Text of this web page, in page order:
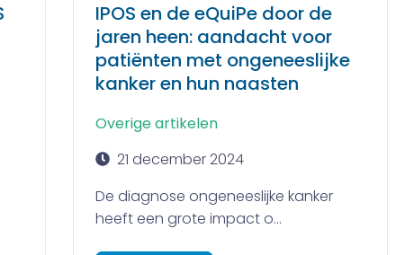
IPOS en de eQuiPe door de
jaren heen: aandacht voor
patiënten met ongeneeslijke
kanker en hun naasten
Overige artikelen
21 december 2024
De diagnose ongeneeslijke kanker
heeft een grote impact o...